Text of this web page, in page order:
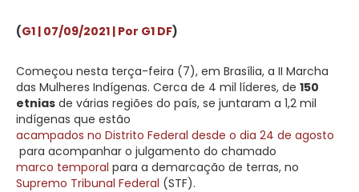
(G1 | 07/09/2021 | Por G1 DF)
Começou nesta terça-feira (7), em Brasília, a II Marcha
das Mulheres Indígenas. Cerca de 4 mil líderes, de 150
etnias de várias regiões do país, se juntaram a 1,2 mil
indígenas que estão
acampados no Distrito Federal desde o dia 24 de agosto
para acompanhar o julgamento do chamado
marco temporal para a demarcação de terras, no
Supremo Tribunal Federal (STF).